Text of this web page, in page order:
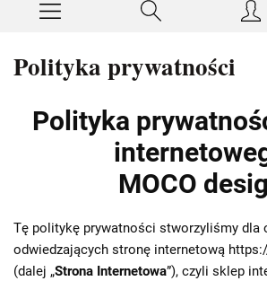
Polityka prywatności
Polityka
MOCO
Tę politykę prywatności stworzyliśmy dla
odwiedzających stronę internetową
(dalej „Strona Internetowa”), czyli sklep